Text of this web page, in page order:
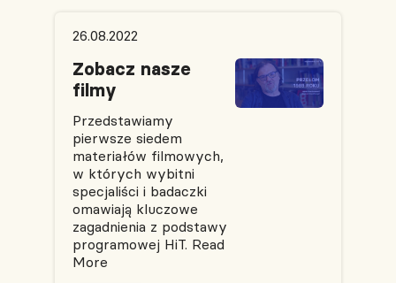
26.08.2022
Zobacz nasze
filmy
Przedstawiamy
pierwsze siedem
materiałów filmowych,
w których wybitni
specjaliści i badaczki
omawiają kluczowe
zagadnienia z podstawy
programowej HiT. Read
More